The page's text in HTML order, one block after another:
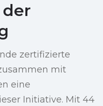
zertifizierte
mit
eine
Initiative. Mit 44